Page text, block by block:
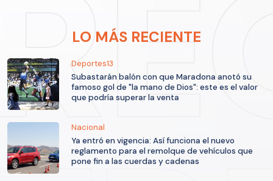
LO MÁS RECIENTE
Deportes13
Subastarán balón con que Maradona anotó su
famoso gol de "la mano de Dios": este es el valor
que podría superar la venta
Nacional
Ya entró en vigencia: Así funciona el nuevo
reglamento para el remolque de vehículos que
pone fin a las cuerdas y cadenas